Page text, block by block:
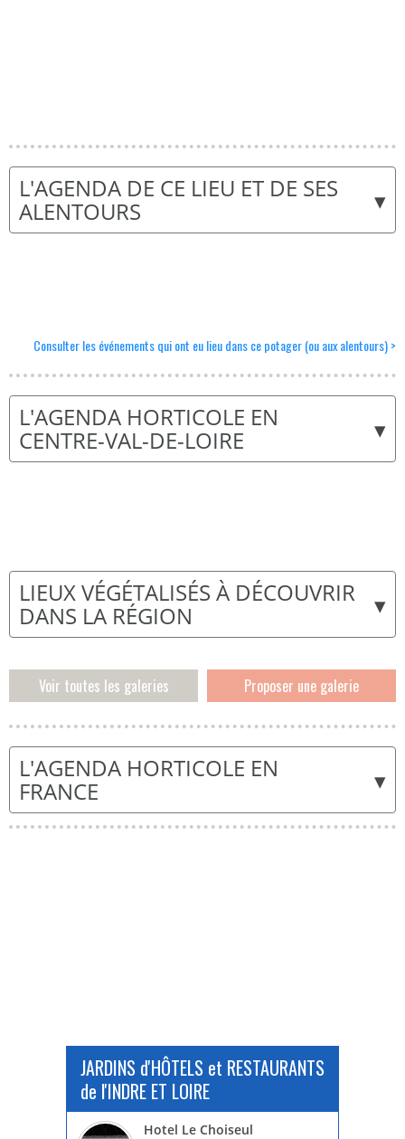
▾
L'AGENDA DE CE LIEU ET DE SES
ALENTOURS
Consulter les événements qui ont eu lieu dans ce potager (ou aux alentours) >
▾
L'AGENDA HORTICOLE EN
CENTRE-VAL-DE-LOIRE
▾
LIEUX VÉGÉTALISÉS À DÉCOUVRIR
DANS LA RÉGION
Voir toutes les galeries Proposer une galerie
▾
L'AGENDA HORTICOLE EN
FRANCE
JARDINS d'HÔTELS et RESTAURANTS
de l'INDRE ET LOIRE
Hotel Le Choiseul